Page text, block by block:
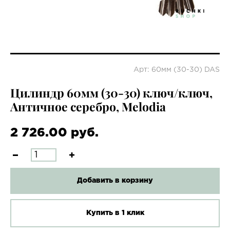
Арт: 60мм (30-30) DAS
Цилиндр 60мм (30-30) ключ/ключ,
Античное серебро, Melodia
2 726.00 руб.
Добавить в корзину
Купить в 1 клик